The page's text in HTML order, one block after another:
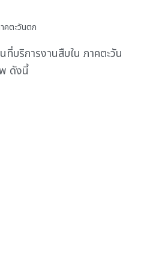
คตะวันตก
ที่บริการงานสืบใน ภาคตะวัน
ดังนี้